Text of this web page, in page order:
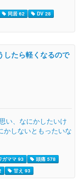
同居 62
DV 28
したら軽くなるので
い、なにかしたいけ
かしないともったいな
ガママ 93
頭痛 578
甘え 93